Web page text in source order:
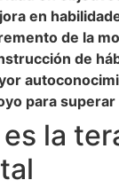
en
de la
de
para
la